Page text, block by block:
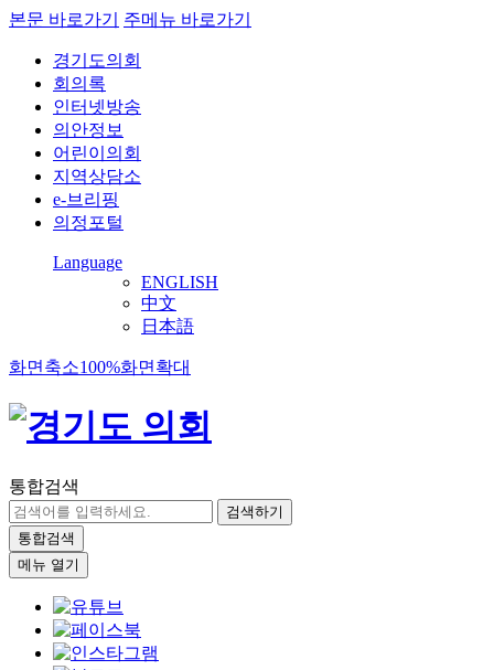
본문 바로가기 주메뉴 바로가기
경기도의회
회의록
인터넷방송
의안정보
어린이의회
지역상담소
e-브리핑
의정포털
Language
ENGLISH
中文
日本語
화면축소100%화면확대
통합검색
검색하기
통합검색
메뉴 열기